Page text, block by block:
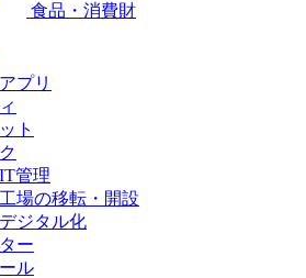
食品・消費財
プリ
ト
管理
場の移転・開設
ジタル化
ー
ル